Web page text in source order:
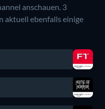
anschauen. 3
aktuell ebenfalls einige